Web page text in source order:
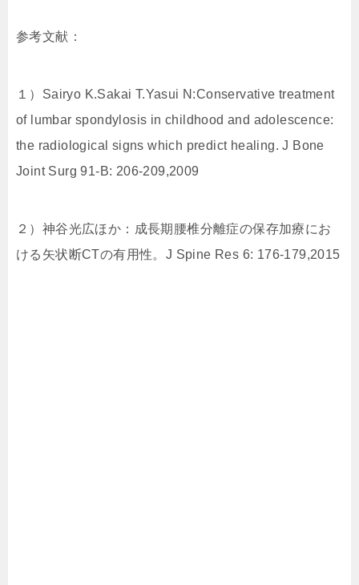
参考文献：
１）Sairyo K.Sakai T.Yasui N:Conservative treatment
of lumbar spondylosis in childhood and adolescence:
the radiological signs which predict healing. J Bone
Joint Surg 91-B: 206-209,2009
２）神谷光広ほか：成長期腰椎分離症の保存加療にお
ける矢状断CTの有用性。J Spine Res 6: 176-179,2015